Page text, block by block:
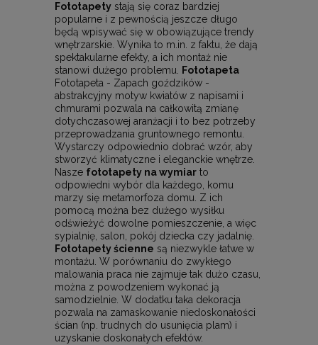
Fototapety stają się coraz bardziej
popularne i z pewnością jeszcze długo
będą wpisywać się w obowiązujące trendy
wnętrzarskie. Wynika to m.in. z faktu, że dają
spektakularne efekty, a ich montaż nie
stanowi dużego problemu. Fototapeta
Fototapeta - Zapach goździków -
abstrakcyjny motyw kwiatów z napisami i
chmurami pozwala na całkowitą zmianę
dotychczasowej aranżacji i to bez potrzeby
przeprowadzania gruntownego remontu.
Wystarczy odpowiednio dobrać wzór, aby
stworzyć klimatyczne i eleganckie wnętrze.
Nasze fototapety na wymiar to
odpowiedni wybór dla każdego, komu
marzy się metamorfoza domu. Z ich
pomocą można bez dużego wysiłku
odświeżyć dowolne pomieszczenie, a więc
sypialnię, salon, pokój dziecka czy jadalnię.
Fototapety ścienne są niezwykle łatwe w
montażu. W porównaniu do zwykłego
malowania praca nie zajmuje tak dużo czasu,
można z powodzeniem wykonać ją
samodzielnie. W dodatku taka dekoracja
pozwala na zamaskowanie niedoskonałości
ścian (np. trudnych do usunięcia plam) i
uzyskanie doskonałych efektów.